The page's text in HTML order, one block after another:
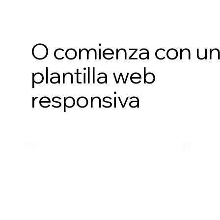
O comienza con
plantilla web
responsiva